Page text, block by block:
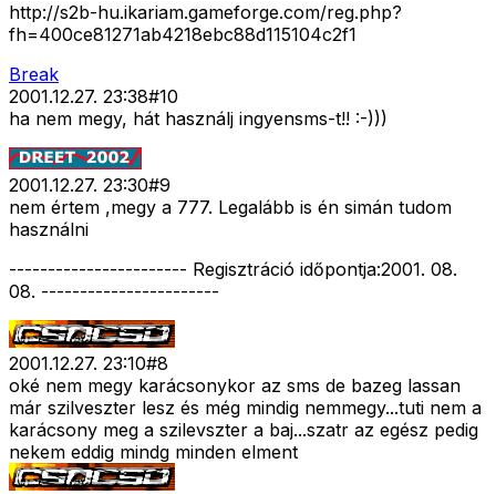
http://s2b-hu.ikariam.gameforge.com/reg.php?
fh=400ce81271ab4218ebc88d115104c2f1
Break
2001.12.27. 23:38#10
ha nem megy, hát használj ingyensms-t!! :-)))
2001.12.27. 23:30#9
nem értem ,megy a 777. Legalább is én simán tudom
használni
----------------------- Regisztráció időpontja:2001. 08.
08. -----------------------
2001.12.27. 23:10#8
oké nem megy karácsonykor az sms de bazeg lassan
már szilveszter lesz és még mindig nemmegy...tuti nem a
karácsony meg a szilevszter a baj...szatr az egész pedig
nekem eddig mindg minden elment